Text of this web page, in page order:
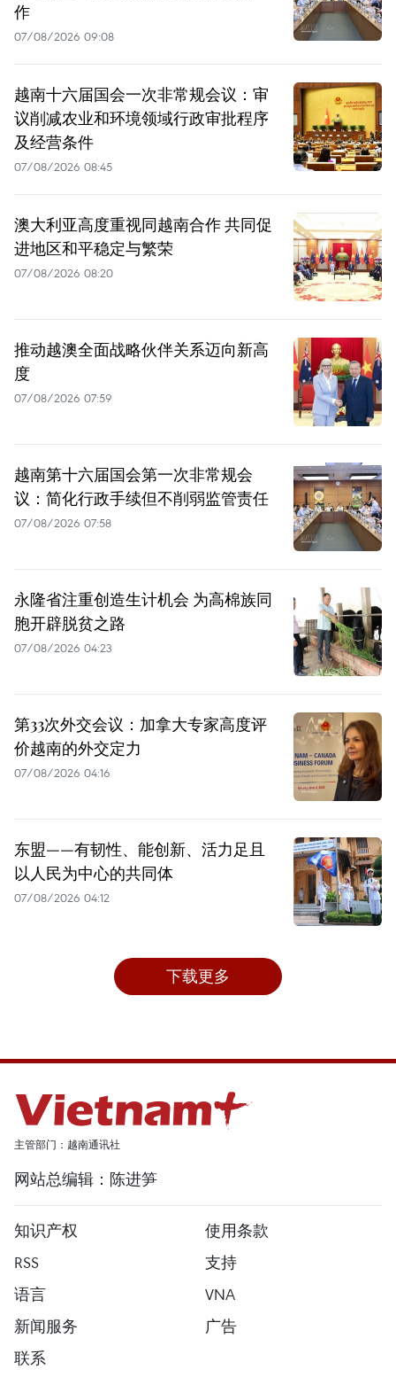
作
07/08/2026 09:08
越南十六届国会一次非常规会议：审
议削减农业和环境领域行政审批程序
及经营条件
07/08/2026 08:45
澳大利亚高度重视同越南合作 共同促
进地区和平稳定与繁荣
07/08/2026 08:20
推动越澳全面战略伙伴关系迈向新高
度
07/08/2026 07:59
越南第十六届国会第一次非常规会
议：简化行政手续但不削弱监管责任
07/08/2026 07:58
永隆省注重创造生计机会 为高棉族同
胞开辟脱贫之路
07/08/2026 04:23
第33次外交会议：加拿大专家高度评
价越南的外交定力
07/08/2026 04:16
东盟——有韧性、能创新、活力足且
以人民为中心的共同体
07/08/2026 04:12
下载更多
主管部门：越南通讯社
网站总编辑：陈进笋
知识产权
使用条款
RSS
支持
语言
VNA
新闻服务
广告
联系